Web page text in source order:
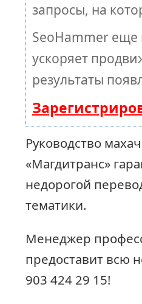
запросы, на
SeoHammer еще
ускоряет
результаты
Руководство
«Магдитранс»
недорогой
тематики.
Менеджер
предоставит всю
903 424 29 15!